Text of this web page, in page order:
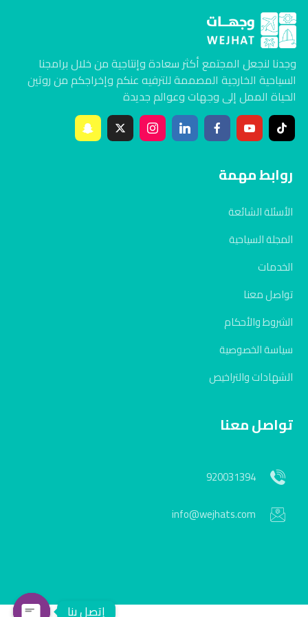
وجدنا لنجعل المجتمع أكثر سعادة وإنتاجية من خلال برامجنا
السياحية الخارجية المصممة للترفيه عنكم وإخراجكم من روتين
الحياة الممل إلى وجهات وعوالم جديدة
روابط مهمة
الأسئلة الشائعة
المجلة السياحية
الخدمات
تواصل معنا
الشروط والأحكام
سياسة الخصوصية
الشهادات والتراخيص
تواصل معنا
920031394
info@wejhats.com
إتصل بنا